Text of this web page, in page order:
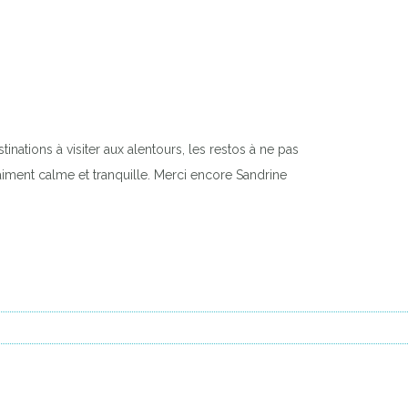
à visiter aux alentours, les restos à ne pas
calme et tranquille. Merci encore Sandrine